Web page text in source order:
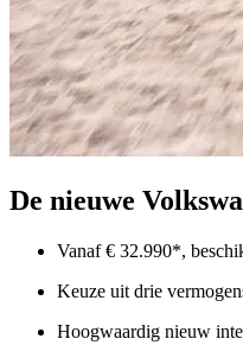
De nieuwe
Vanaf € 32.990*,
Keuze uit drie
Hoogwaardig nieuw